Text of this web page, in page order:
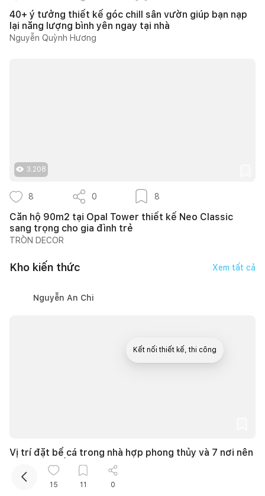
40+ ý tưởng thiết kế góc chill sân vườn giúp bạn nạp
lại năng lượng bình yên ngay tại nhà
Nguyễn Quỳnh Hương
3.208
8 0 8
Căn hộ 90m2 tại Opal Tower thiết kế Neo Classic
sang trọng cho gia đình trẻ
TRÒN DECOR
Kho kiến thức Xem tất cả
Nguyễn An Chi
Vị trí đặt bể cá trong nhà hợp phong thủy và 7 nơi nên
tránh đặt bể cá
27/06/2026, lúc 20:07
15 11 0
Kết nối thiết kế, thi công